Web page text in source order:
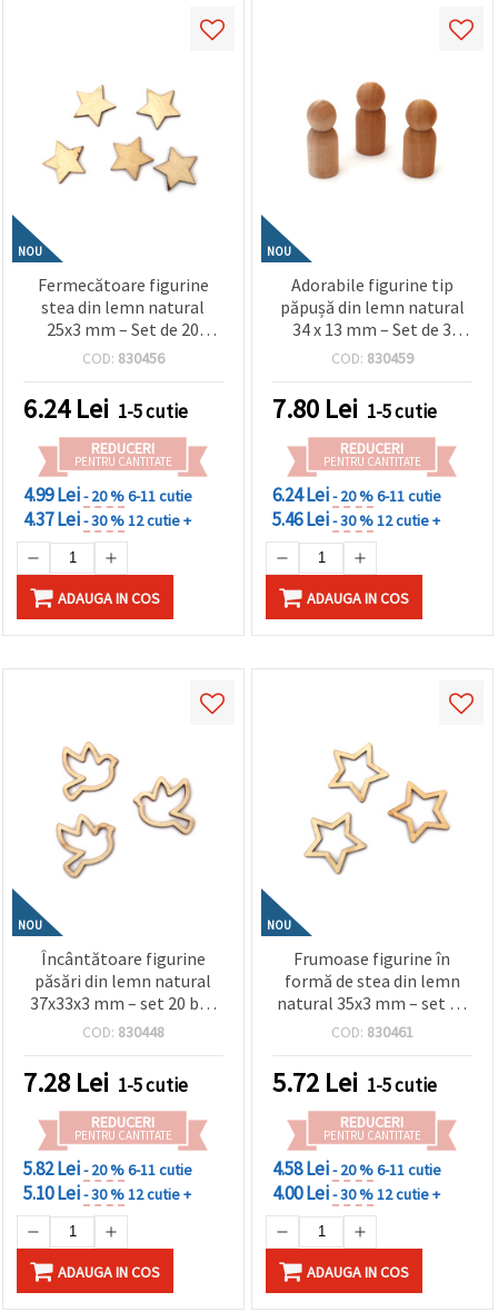
NOU
Fermecătoare figurine
stea din lemn natural
25x3 mm – Set de 20
bucăți pentru craft,
decorațiuni creative
COD: 830456
6.24Lei 1-5 cutie
REDUCERI
PENTRU CANTITATE
4.99 Lei- 20 %6-11 cutie
4.37 Lei- 30 %12 cutie +
ADAUGA IN COS
NOU
Adorabile figurine tip
păpușă din lemn natural
34 x 13 mm – Set de 3
pentru miniaturi, pictură
COD: 830459
7.80 Lei 1-5 cutie
REDUCERI
PENTRU CANTITATE
6.24 Lei- 20 %6-11 cutie
5.46 Lei- 30 %12 cutie +
ADAUGA IN COS
NOU
Încântătoare figurine
păsări din lemn natural
37x33x3 mm – set 20 buc
pentru hobby, craft, DIY și
COD: 830448
7.28 Lei 1-5 cutie
REDUCERI
PENTRU CANTITATE
5.82 Lei- 20 %6-11 cutie
5.10 Lei- 30 %12 cutie +
ADAUGA IN COS
NOU
Frumoase figurine în
formă de stea din lemn
natural 35x3 mm – set de
20 pentru crafturi de
festive și proiecte DIY
COD: 830461
5.72 Lei 1-5 cutie
REDUCERI
PENTRU CANTITATE
4.58 Lei- 20 %6-11 cutie
4.00 Lei- 30 %12 cutie +
ADAUGA IN COS